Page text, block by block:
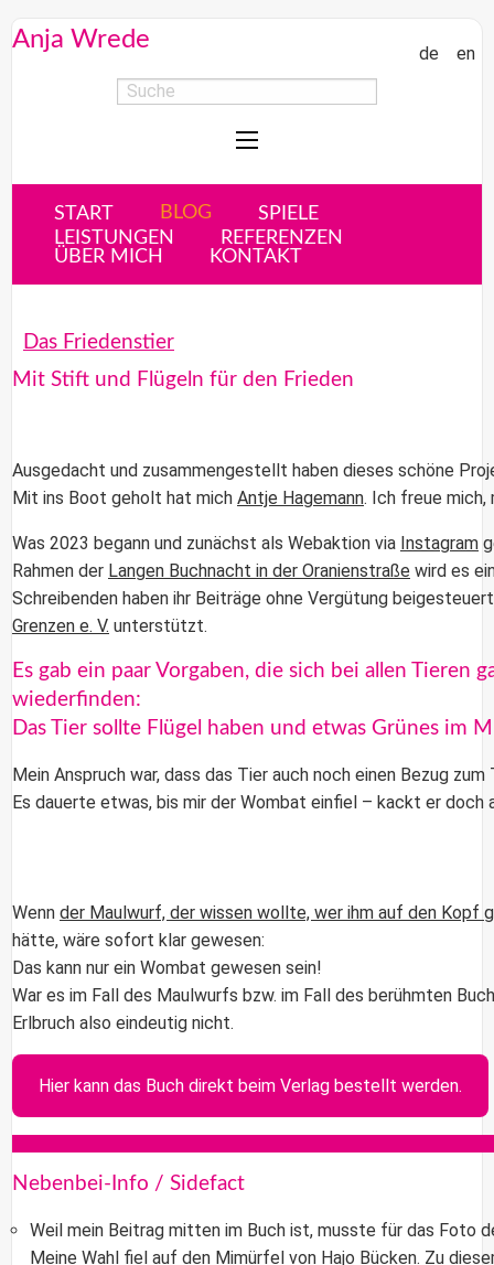
Anja Wrede de en
START BLOG
SPIELE
LEISTUNGEN
REFERENZEN
ÜBER MICH
KONTAKT
Das Friedenstier
Mit Stift und Flügeln für den Frieden
Ausgedacht und zusammengestellt haben dieses schöne
Mit ins Boot geholt hat mich Antje Hagemann. Ich freue mich,
Was 2023 begann und zunächst als Webaktion via Instagram
Rahmen der Langen Buchnacht in der Oranienstraße wird es
Schreibenden haben ihr Beiträge ohne Vergütung
Grenzen e. V. unterstützt.
Es gab ein paar Vorgaben, die sich bei allen Tieren
wiederfinden:
Das Tier sollte Flügel haben und etwas Grünes im
Mein Anspruch war, dass das Tier auch noch einen Bezug
Es dauerte etwas, bis mir der Wombat einfiel – kackt er doch
Wenn der Maulwurf, der wissen wollte, wer ihm auf den Kopf
hätte, wäre sofort klar gewesen:
Das kann nur ein Wombat gewesen sein!
War es im Fall des Maulwurfs bzw. im Fall des berühmten
Erlbruch also eindeutig nicht.
Hier kann das Buch direkt beim Verlag bestellt werden.
Nebenbei-Info / Sidefact
Weil mein Beitrag mitten im Buch ist, musste für das Foto
Meine Wahl fiel auf den Mimürfel von Hajo Bücken. Zu